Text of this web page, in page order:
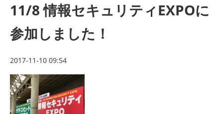
社11/8 情報セキュリティEXPOに
参加しました！
2017-11-10 09:54